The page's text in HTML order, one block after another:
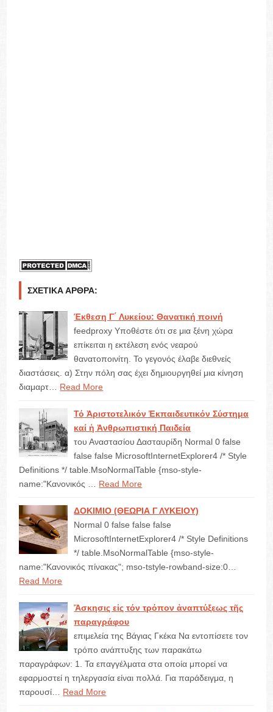
ΣΧΕΤΙΚΆ ΆΡΘΡΑ:
Έκθεση Γ΄ Λυκείου: Θανατική ποινή
feedproxy Υποθέστε ότι σε μια ξένη χώρα
επίκειται η εκτέλεση ενός νεαρού
θανατοποινίτη. Το γεγονός έλαβε διεθνείς
διαστάσεις. α) Στην πόλη σας έχει δημιουργηθεί μια κίνηση
διαμαρτ…
Read More
Τό Ἀριστοτελικόν Ἐκπαιδευτικόν Σύστημα
καί ἡ Ἀνθρωπιστική Παιδεία
του Αναστασίου Δασταυρίδη Normal 0 false
false false MicrosoftInternetExplorer4 /* Style
Definitions */ table.MsoNormalTable {mso-style-
name:"Κανονικός …
Read More
ΔΟΚΙΜΙΟ (ΘΕΩΡΙΑ Γ ΛΥΚΕΙΟΥ)
Normal 0 false false false
MicrosoftInternetExplorer4 /* Style Definitions
*/ table.MsoNormalTable {mso-style-
name:"Κανονικός πίνακας"; mso-tstyle-rowband-size:0…
Read More
Ἄσκησις εἰς τόν τρόπον ἀναπτύξεως τῆς
παραγράφου
επιμελεία της Βάγιας Γκέκα Να εντοπίσετε τον
τρόπο ανάπτυξης των παρακάτω
παραγράφων: 1. Τα επαγγέλματα στα οποία μπορεί να
εφαρμοστεί η τηλεργασία είναι πολλά. Για παράδειγμα, η
παρουσί…
Read More